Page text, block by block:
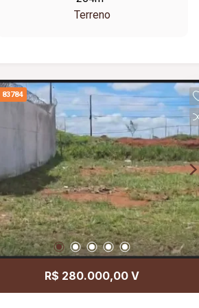
Terreno
83784
R$ 280.000,00 V